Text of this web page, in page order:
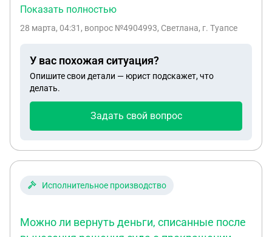
коробка дома, ремонт и все остальное делалось
дарственную и за это время мы еще успеваем
провести в два помещения газ, сделать ландшафт
и забор . У нас два несовершеннолетних ребенка .
Могу ли я при разводе претендовать на это
Показать полностью
28 марта, 04:31 , вопрос №4904993, Светлана, г. Туапсе
У вас похожая ситуация?
Опишите свои детали — юрист подскажет, что
делать.
Задать свой вопрос
Исполнительное производство
Можно ли вернуть деньги, списанные после